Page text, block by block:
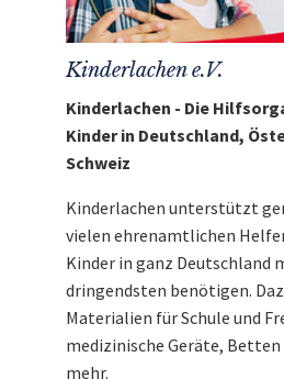
Kinderlachen e.V.
Kinderlachen - Die
Kinder in Deutschland,
Schweiz
Kinderlachen unterstützt
vielen ehrenamtlichen
Kinder in ganz Deutschland
dringendsten benötigen.
Materialien für Schule und
medizinische Geräte,
mehr.